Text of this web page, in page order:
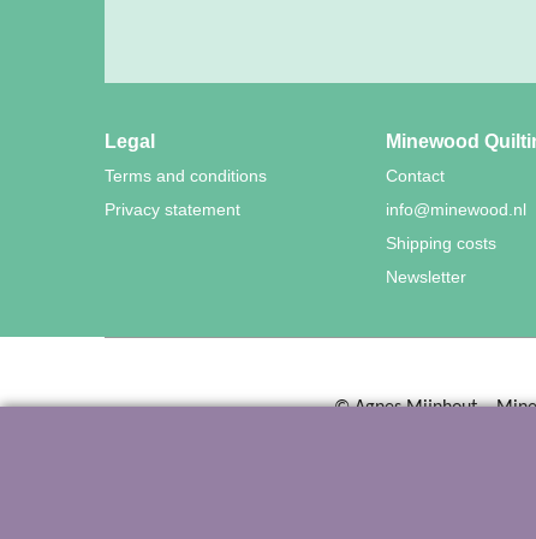
Legal
Terms and conditions
Privacy statement
Minewood
Contact
info@minewood.nl
Shipping costs
Newsletter
©Agnes Mijnhout –